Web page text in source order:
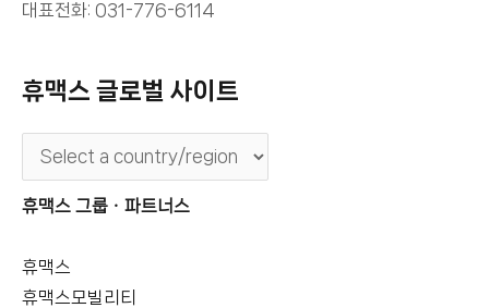
대표전화: 031-776-6114
휴맥스 글로벌 사이트
휴맥스 그룹ㆍ파트너스
휴맥스
휴맥스모빌리티